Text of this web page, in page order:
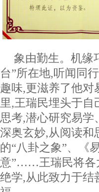
象由勤生。机缘
台”所在地,听闻同
趣味,更滋养了他对
里,王瑞民埋头于
思考,潜心研究易学
深奥玄妙,从阅读和
的“八卦之象”、《
意”……王瑞民将各
绝学,从此致力于结